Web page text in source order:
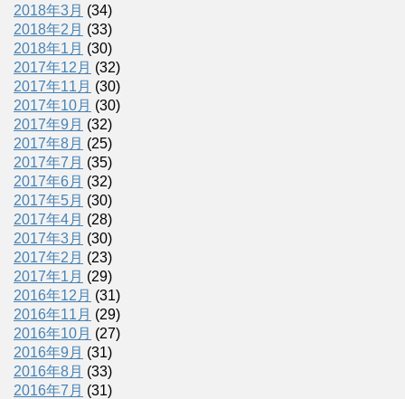
2018年3月 (34)
2018年2月 (33)
2018年1月 (30)
2017年12月 (32)
2017年11月 (30)
2017年10月 (30)
2017年9月 (32)
2017年8月 (25)
2017年7月 (35)
2017年6月 (32)
2017年5月 (30)
2017年4月 (28)
2017年3月 (30)
2017年2月 (23)
2017年1月 (29)
2016年12月 (31)
2016年11月 (29)
2016年10月 (27)
2016年9月 (31)
2016年8月 (33)
2016年7月 (31)